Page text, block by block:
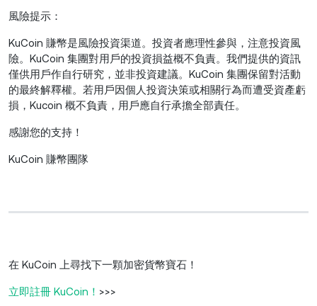
風險提示：
KuCoin 賺幣是風險投資渠道。投資者應理性參與，注意投資風
險。KuCoin 集團對用戶的投資損益概不負責。我們提供的資訊
僅供用戶作自行研究，並非投資建議。KuCoin 集團保留對活動
的最終解釋權。若用戶因個人投資決策或相關行為而遭受資產虧
損，Kucoin 概不負責，用戶應自行承擔全部責任。
感謝您的支持！
KuCoin 賺幣團隊
在 KuCoin 上尋找下一顆加密貨幣寶石！
立即註冊 KuCoin！ >>>